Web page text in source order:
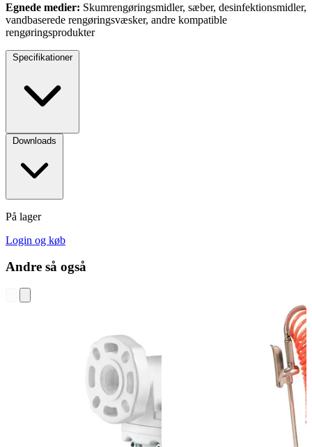
Egnede medier: Skumrengøringsmidler, sæber, desinfektionsmidler,
vandbaserede rengøringsvæsker, andre kompatible
rengøringsprodukter
Specifikationer
Downloads
På lager
Login og køb
Andre så også